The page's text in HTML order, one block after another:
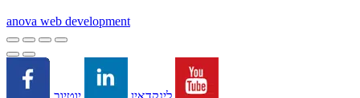
anova web development